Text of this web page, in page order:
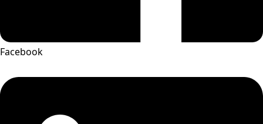
Facebook